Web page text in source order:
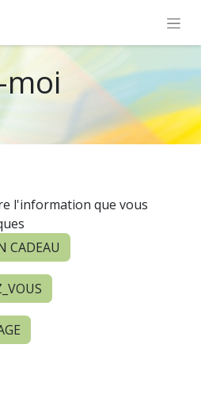
moi
l'information que vous
CADEAU